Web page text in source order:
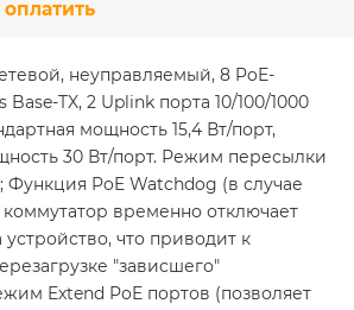
оплатить
неуправляемый, 8 PoE-
Base-TX, 2 Uplink порта 10/100/1000
мощность 15,4 Вт/порт,
30 Вт/порт. Режим пересылки
Функция PoE Watchdog (в случае
коммутатор временно отключает
устройство, что приводит к
"зависшего"
Extend PoE портов (позволяет